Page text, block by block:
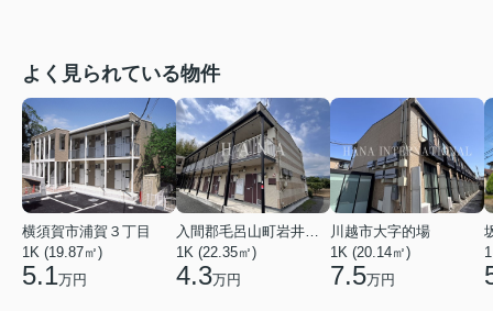
よく見られている物件
横須賀市浦賀３丁目
1K (19.87㎡)
5.1万円
入間郡毛呂山町岩井西１丁目
1K (22.35㎡)
4.3万円
川越市大字的場
1K (20.14㎡)
7.5万円